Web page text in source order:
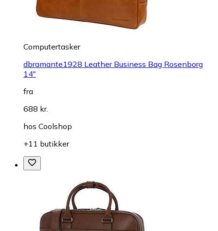
Computertasker
dbramante1928 Leather Business Bag Rosenborg
14"
fra
688 kr.
hos Coolshop
+11 butikker